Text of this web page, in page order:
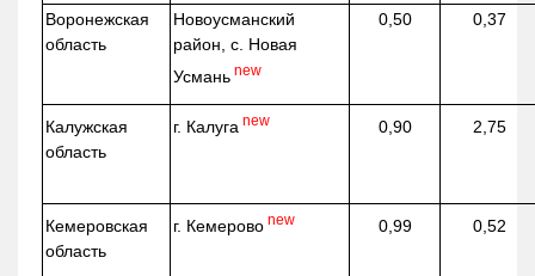
Воронежская
область
Новоусманский
район, с. Новая
Усмань new
0,50 0,37
Калужская
область
г. Калуга new 0,90 2,75
Кемеровская
область
г. Кемерово new 0,99 0,52